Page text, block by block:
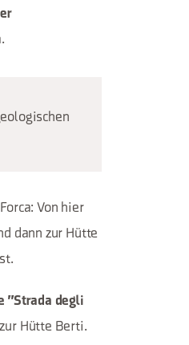
Von hier
dann zur Hütte
"Strada degli
Hütte Berti.